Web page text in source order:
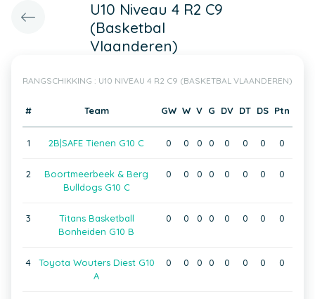
U10 Niveau 4 R2 C9
(Basketbal
Vlaanderen)
RANGSCHIKKING : U10 NIVEAU 4 R2 C9 (BASKETBAL VLAANDEREN)
# Team GW W V G DV DT DS Ptn
1 2B|SAFE Tienen G10 C 0 0 0 0 0 0 0 0
2
Boortmeerbeek & Berg
Bulldogs G10 C
0 0 0 0 0 0 0 0
3
Titans Basketball
Bonheiden G10 B
0 0 0 0 0 0 0 0
4
Toyota Wouters Diest G10
A
0 0 0 0 0 0 0 0